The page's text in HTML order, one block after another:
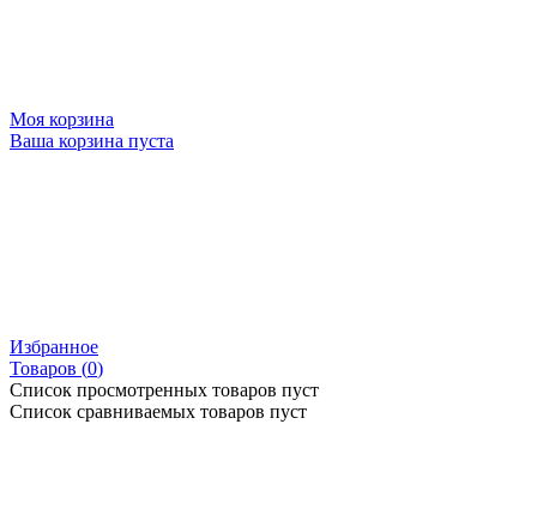
Моя корзина
Ваша корзина пуста
Избранное
Товаров (0)
Список просмотренных товаров пуст
Список сравниваемых товаров пуст